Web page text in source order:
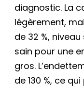
diagnostic. La
légèrement,
de 32 %,
sain pour une
gros.
de 130 %, ce